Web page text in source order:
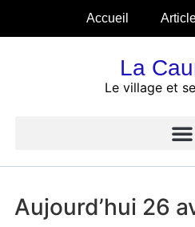
Accueil
La
Le village et
Aujourd’hui 26